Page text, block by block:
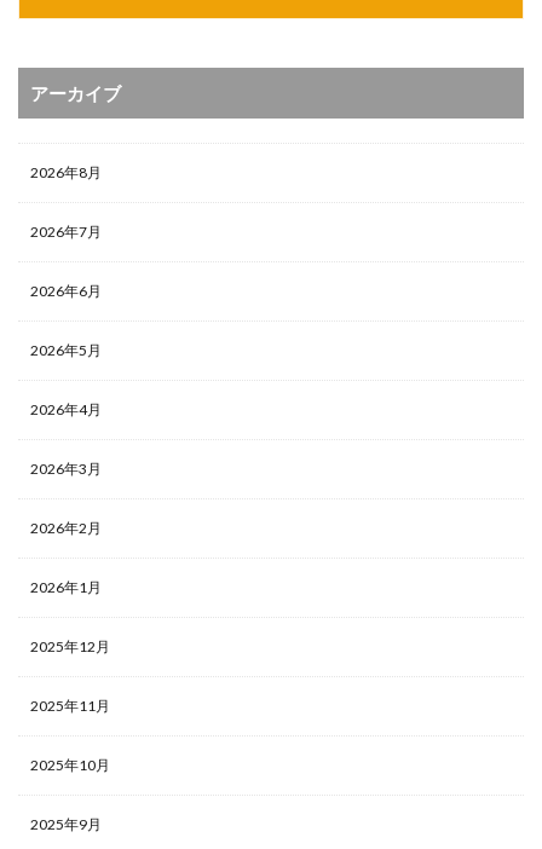
アーカイブ
2026年8月
2026年7月
2026年6月
2026年5月
2026年4月
2026年3月
2026年2月
2026年1月
2025年12月
2025年11月
2025年10月
2025年9月